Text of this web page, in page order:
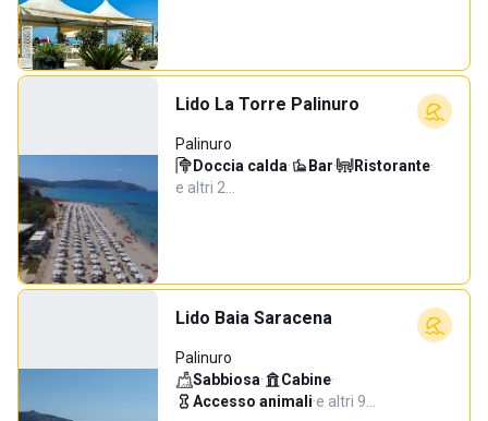
Lido La Torre Palinuro
Palinuro
Doccia calda· Bar· Ristorante·
e altri 2…
Lido Baia Saracena
Palinuro
Sabbiosa· Cabine·
Accesso animali·e altri 9…